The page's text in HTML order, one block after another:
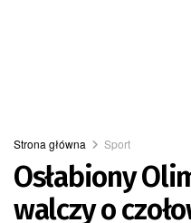
Strona główna Sport
Osłabiony
walczy o